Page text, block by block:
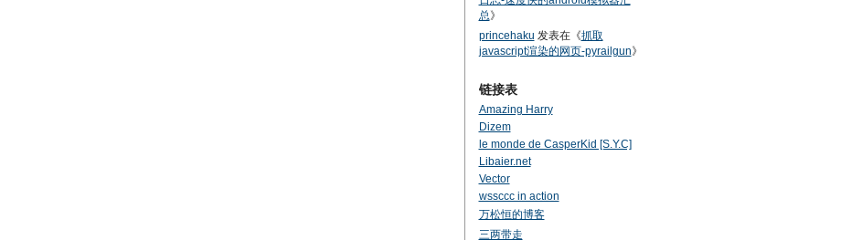
总》
princehaku 发表在《抓取
javascript渲染的网页-pyrailgun》
链接表
Amazing Harry
Dizem
le monde de CasperKid [S.Y.C]
Libaier.net
Vector
wssccc in action
万松恒的博客
三两带走